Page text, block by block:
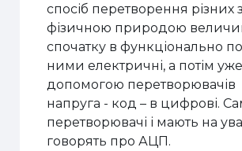
спосіб перетворення різних
фізичною природою
спочатку в функціонально
ними електричні, а потім
допомогою перетворювачів
напруга - код – в цифрові.
перетворювачі і мають на
говорять про АЦП.